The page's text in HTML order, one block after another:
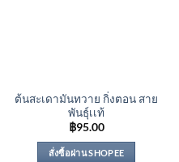
ต้นสะเดามันทวาย กิ่งตอน สาย
พันธุ์เเท้
฿95.00
สั่งซื้อผ่าน SHOPEE